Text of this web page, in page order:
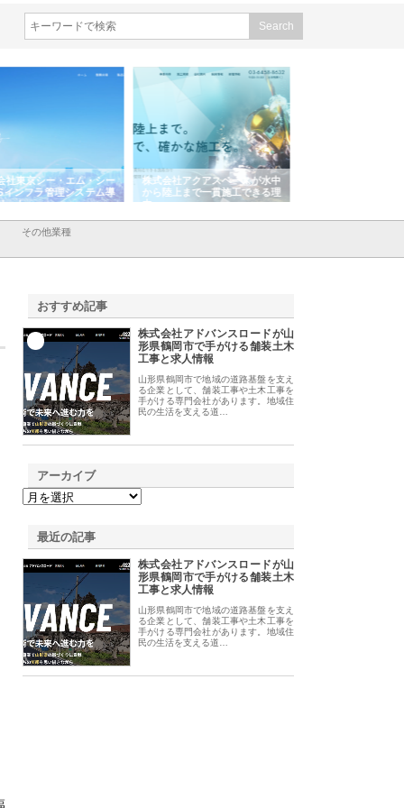
社アクアスペースが水中
上まで一貫施工できる理
株式会社地盤調査事務所が選ば
れ続ける理由と建設コンサルの
強み
その他業種
おすすめ記事
株式会社アドバンスロードが山
形県鶴岡市で手がける舗装土木
工事と求人情報
山形県鶴岡市で地域の道路基盤を支え
る企業として、舗装工事や土木工事を
手がける専門会社があります。地域住
民の生活を支える道…
アーカイブ
最近の記事
株式会社アドバンスロードが山
形県鶴岡市で手がける舗装土木
工事と求人情報
山形県鶴岡市で地域の道路基盤を支え
る企業として、舗装工事や土木工事を
手がける専門会社があります。地域住
民の生活を支える道…